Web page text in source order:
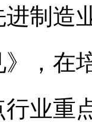
进制
》，在
业重